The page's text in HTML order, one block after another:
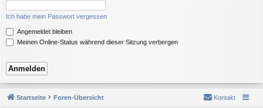
Ich habe mein Passwort vergessen
Angemeldet bleiben
Meinen Online-Status während dieser Sitzung verbergen
Startseite Foren-Übersicht Kontakt